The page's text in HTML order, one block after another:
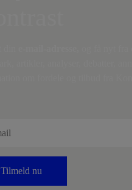
Tilmeld nu